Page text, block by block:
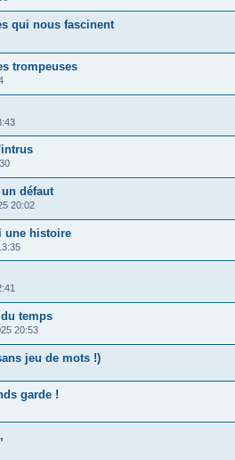
qui nous fascinent
trompeuses
défaut
20:02
une histoire
temps
20:53
jeu de mots !)
garde !